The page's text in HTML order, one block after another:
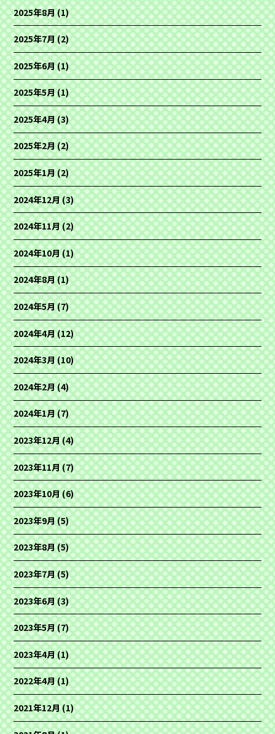
2025年8月(1)
2025年7月(2)
2025年6月(1)
2025年5月(1)
2025年4月(3)
2025年2月(2)
2025年1月(2)
2024年12月(3)
2024年11月(2)
2024年10月(1)
2024年8月(1)
2024年5月(7)
2024年4月(12)
2024年3月(10)
2024年2月(4)
2024年1月(7)
2023年12月(4)
2023年11月(7)
2023年10月(6)
2023年9月(5)
2023年8月(5)
2023年7月(5)
2023年6月(3)
2023年5月(7)
2023年4月(1)
2022年4月(1)
2021年12月(1)